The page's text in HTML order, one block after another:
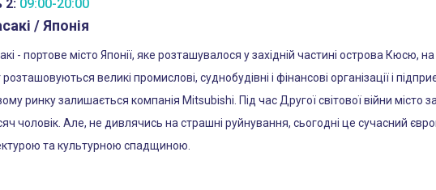
2: 09:00-20:00
/ Японія
- портове місто Японії, яке розташувалося у західній частині острова
розташовуються великі промислові, суднобудівні і фінансові організації і
ринку залишається компанія Mitsubishi. Під час Другої світової війни
чоловік. Але, не дивлячись на страшні руйнування, сьогодні це сучасний
та культурною спадщиною.